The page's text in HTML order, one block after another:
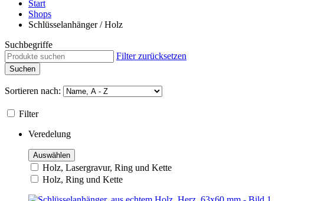
Start
Shops
Schlüsselanhänger / Holz
Suchbegriffe
Filter zurücksetzen
Sortieren nach:
Filter
Veredelung
Auswählen
Holz, Lasergravur, Ring und Kette
Holz, Ring und Kette